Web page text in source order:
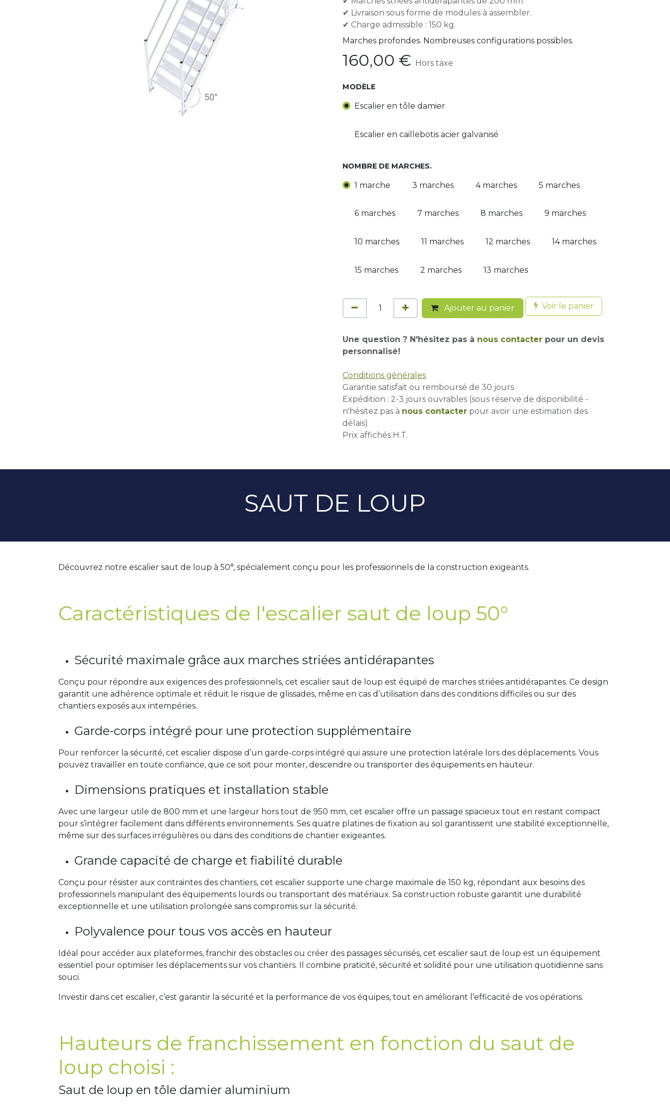
✔ Livraison sous forme de modules à assembler.
✔ Charge admissible : 150 kg.
Marches profondes. Nombreuses configurations possibles.
160,00 € Hors taxe
MODÈLE
Escalier en tôle damier
Escalier en caillebotis acier galvanisé
NOMBRE DE MARCHES.
1 marche 3 marches 4 marches 5 marches
6 marches 7 marches 8 marches 9 marches
10 marches 11 marches 12 marches 14 marches
15 marches 2 marches 13 marches
Ajouter au panier Voir le panier
Une question ? N'hésitez pas à nous contacter pour un devis
personnalisé!
Conditions générales
Garantie satisfait ou remboursé de 30 jours
Expédition : 2-3 jours ouvrables (sous réserve de disponibilité -
n'hésitez pas à nous contacter pour avoir une estimation des
délais)
Prix affichés H.T.
SAUT DE LOUP
Découvrez notre escalier saut de loup à 50°, spécialement conçu pour les professionnels de la construction exigeants.
Caractéristiques de l'escalier saut de loup 50°
Sécurité maximale grâce aux marches striées antidérapantes
Conçu pour répondre aux exigences des professionnels, cet escalier saut de loup est équipé de marches striées antidérapantes. Ce design
garantit une adhérence optimale et réduit le risque de glissades, même en cas d’utilisation dans des conditions difficiles ou sur des
chantiers exposés aux intempéries.
Garde-corps intégré pour une protection supplémentaire
Pour renforcer la sécurité, cet escalier dispose d’un garde-corps intégré qui assure une protection latérale lors des déplacements. Vous
pouvez travailler en toute confiance, que ce soit pour monter, descendre ou transporter des équipements en hauteur.
Dimensions pratiques et installation stable
Avec une largeur utile de 800 mm et une largeur hors tout de 950 mm, cet escalier offre un passage spacieux tout en restant compact
pour s’intégrer facilement dans différents environnements. Ses quatre platines de fixation au sol garantissent une stabilité exceptionnelle,
même sur des surfaces irrégulières ou dans des conditions de chantier exigeantes.
Grande capacité de charge et fiabilité durable
Conçu pour résister aux contraintes des chantiers, cet escalier supporte une charge maximale de 150 kg, répondant aux besoins des
professionnels manipulant des équipements lourds ou transportant des matériaux. Sa construction robuste garantit une durabilité
exceptionnelle et une utilisation prolongée sans compromis sur la sécurité.
Polyvalence pour tous vos accès en hauteur
Idéal pour accéder aux plateformes, franchir des obstacles ou créer des passages sécurisés, cet escalier saut de loup est un équipement
essentiel pour optimiser les déplacements sur vos chantiers. Il combine praticité, sécurité et solidité pour une utilisation quotidienne sans
souci.
Investir dans cet escalier, c’est garantir la sécurité et la performance de vos équipes, tout en améliorant l’efficacité de vos opérations.
Hauteurs de franchissement en fonction du saut de
loup choisi :
Saut de loup en tôle damier aluminium